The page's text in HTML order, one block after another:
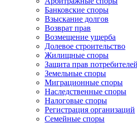
Банковские споры
Взыскание долгов
Возврат прав
Возмещение ущерба
Долевое строительство
Жилищные споры
Защита прав потребителей
Земельные споры
Миграционные споры
Наследственные споры
Налоговые споры
Регистрация организаций
Семейные споры